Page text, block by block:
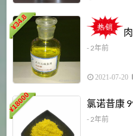
¥
34.8
- 2年前
2021-07-20
¥
18000 氯诺昔康
- 2年前